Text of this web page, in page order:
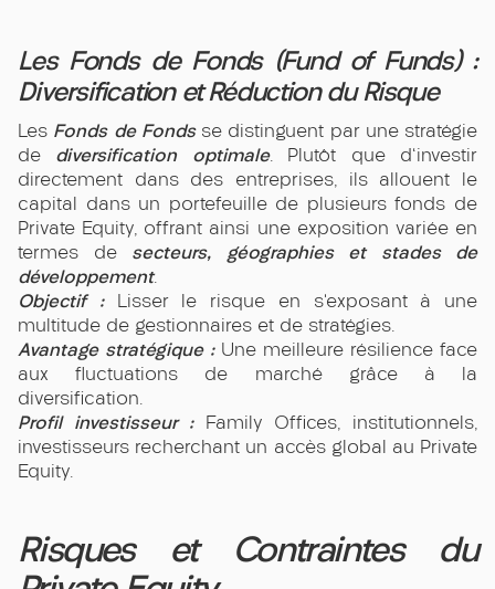
Les Fonds de Fonds (Fund of Funds) :
Diversification et Réduction du Risque
Les Fonds de Fondsse distinguent par une stratégie
de diversification optimale. Plutôt que d'investir
directement dans des entreprises, ils allouent le
capital dans un portefeuille de plusieurs fonds de
Private Equity, offrant ainsi une exposition variée en
termes de secteurs, géographies et stades de
développement.
Objectif :Lisser le risque en s’exposant à une
multitude de gestionnaires et de stratégies.
Avantage stratégique :Une meilleure résilience face
aux fluctuations de marché grâce à la
diversification.
Profil investisseur :Family Offices, institutionnels,
investisseurs recherchant un accès global au Private
Equity.
Risques et Contraintes du